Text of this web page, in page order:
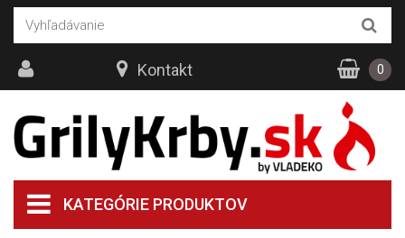
KATEGÓRIE PRODUKTOV
Kontakt 0